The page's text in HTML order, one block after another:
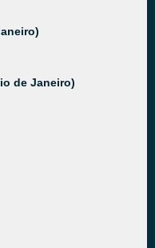
de Janeiro)